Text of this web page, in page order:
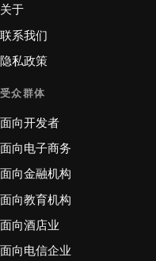
关于
联系我们
隐私政策
受众群体
面向开发者
面向电子商务
面向金融机构
面向教育机构
面向酒店业
面向电信企业